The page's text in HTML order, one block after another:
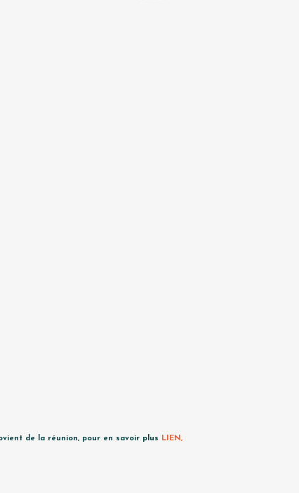
de la réunion, pour en savoir plus LIEN,